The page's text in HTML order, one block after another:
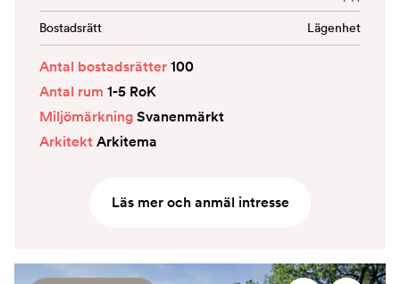
Bostadsrätt Lägenhet
Antal bostadsrätter100
Antal rum 1-5 RoK
MiljömärkningSvanenmärkt
ArkitektArkitema
Läs mer och anmäl intresse